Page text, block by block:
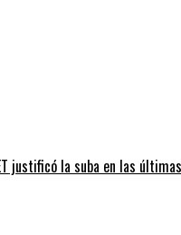
justificó la suba en las